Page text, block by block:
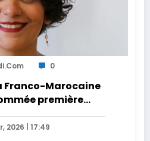
0
Franco-Marocaine
première
2026 | 17:49